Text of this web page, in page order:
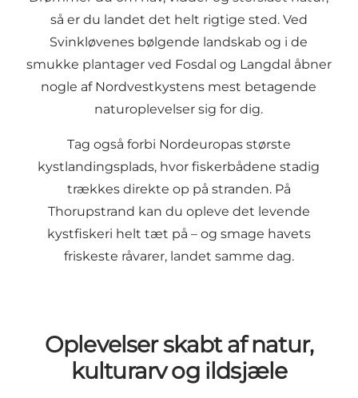
så er du landet det helt rigtige sted. Ved
Svinkløvenes bølgende landskab og i de
smukke plantager ved Fosdal og Langdal åbner
nogle af Nordvestkystens mest betagende
naturoplevelser sig for dig.
Tag også forbi Nordeuropas største
kystlandingsplads, hvor fiskerbådene stadig
trækkes direkte op på stranden. På
Thorupstrand kan du opleve det levende
kystfiskeri helt tæt på – og smage havets
friskeste råvarer, landet samme dag.
Oplevelser skabt af natur,
kulturarv og ildsjæle